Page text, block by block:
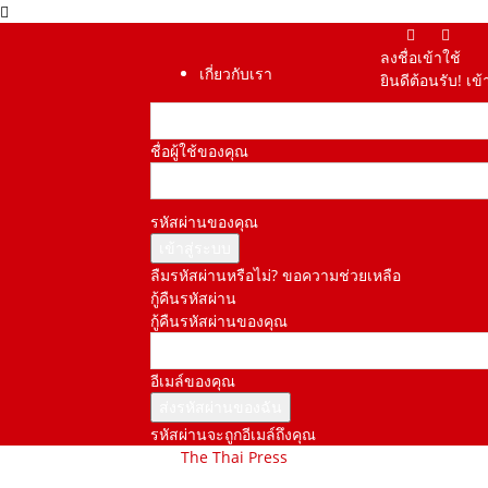
เกี่ยวกับเรา
ลงชื่อเข้าใช้
ยินดีต้อนรับ! เ
ชื่อผู้ใช้ของคุณ
รหัสผ่านของคุณ
ลืมรหัสผ่านหรือไม่? ขอความช่วยเหลือ
กู้คืนรหัสผ่าน
กู้คืนรหัสผ่านของคุณ
อีเมล์ของคุณ
รหัสผ่านจะถูกอีเมล์ถึงคุณ
The Thai Press